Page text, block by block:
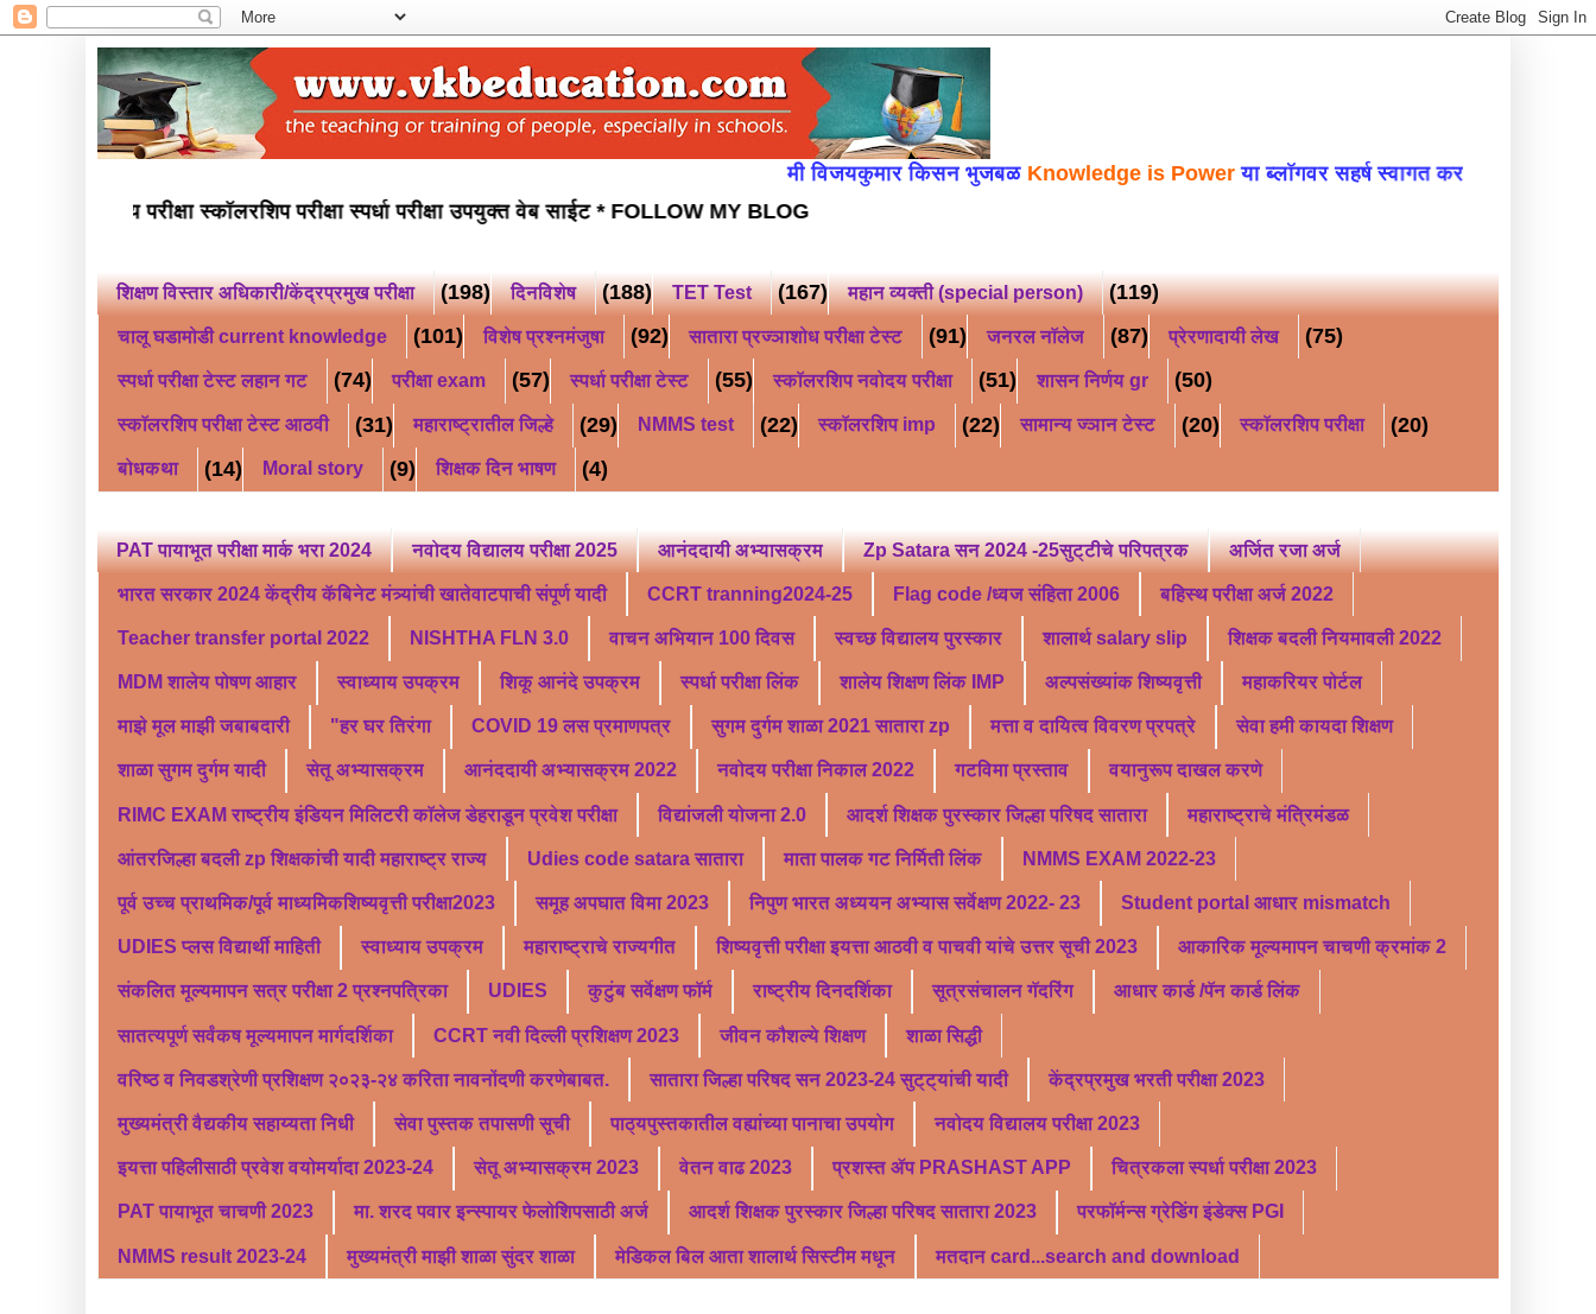
मी विजयकुमार किसन भुजबळKnowledge is Power या ब्लॉगवर सहर्ष स्वागत करत आहे WELCOME
इयत्ता पाचवी नवोदय परीक्षा स्कॉलरशिप परीक्षा स्पर्धा परीक्षा उपयुक्त वेब साईट * FOLLOW MY BLOG
शिक्षण विस्तार अधिकारी/केंद्रप्रमुख परीक्षा (198) दिनविशेष (188) TET Test (167) महान व्यक्ती (special person) (119)
चालू घडामोडी current knowledge (101) विशेष प्रश्नमंजुषा (92) सातारा प्रज्ञाशोध परीक्षा टेस्ट (91) जनरल नॉलेज (87) प्रेरणादायी लेख (75)
स्पर्धा परीक्षा टेस्ट लहान गट (74) परीक्षा exam (57) स्पर्धा परीक्षा टेस्ट (55) स्कॉलरशिप नवोदय परीक्षा (51) शासन निर्णय gr (50)
स्कॉलरशिप परीक्षा टेस्ट आठवी (31) महाराष्ट्रातील जिल्हे (29) NMMS test (22) स्कॉलरशिप imp (22) सामान्य ज्ञान टेस्ट (20) स्कॉलरशिप परीक्षा (20)
बोधकथा (14) Moral story (9) शिक्षक दिन भाषण (4)
PAT पायाभूत परीक्षा मार्क भरा 2024 नवोदय विद्यालय परीक्षा 2025 आनंददायी अभ्यासक्रम Zp Satara सन 2024 -25सुट्टीचे परिपत्रक अर्जित रजा अर्ज
भारत सरकार 2024 केंद्रीय कॅबिनेट मंत्र्यांची खातेवाटपाची संपूर्ण यादी CCRT tranning2024-25 Flag code /ध्वज संहिता 2006 बहिस्थ परीक्षा अर्ज 2022
Teacher transfer portal 2022 NISHTHA FLN 3.0 वाचन अभियान 100 दिवस स्वच्छ विद्यालय पुरस्कार शालार्थ salary slip शिक्षक बदली नियमावली 2022
MDM शालेय पोषण आहार स्वाध्याय उपक्रम शिकू आनंदे उपक्रम स्पर्धा परीक्षा लिंक शालेय शिक्षण लिंक IMP अल्पसंख्यांक शिष्यवृत्ती महाकरियर पोर्टल
माझे मूल माझी जबाबदारी "हर घर तिरंगा COVID 19 लस प्रमाणपत्र सुगम दुर्गम शाळा 2021 सातारा zp मत्ता व दायित्व विवरण प्रपत्रे सेवा हमी कायदा शिक्षण
शाळा सुगम दुर्गम यादी सेतू अभ्यासक्रम आनंददायी अभ्यासक्रम 2022 नवोदय परीक्षा निकाल 2022 गटविमा प्रस्ताव वयानुरूप दाखल करणे
RIMC EXAM राष्ट्रीय इंडियन मिलिटरी कॉलेज डेहराडून प्रवेश परीक्षा विद्यांजली योजना 2.0 आदर्श शिक्षक पुरस्कार जिल्हा परिषद सातारा महाराष्ट्राचे मंत्रिमंडळ
आंतरजिल्हा बदली zp शिक्षकांची यादी महाराष्ट्र राज्य Udies code satara सातारा माता पालक गट निर्मिती लिंक NMMS EXAM 2022-23
पूर्व उच्च प्राथमिक/पूर्व माध्यमिकशिष्यवृत्ती परीक्षा2023 समूह अपघात विमा 2023 निपुण भारत अध्ययन अभ्यास सर्वेक्षण 2022- 23 Student portal आधार mismatch
UDIES प्लस विद्यार्थी माहिती स्वाध्याय उपक्रम महाराष्ट्राचे राज्यगीत शिष्यवृत्ती परीक्षा इयत्ता आठवी व पाचवी यांचे उत्तर सूची 2023 आकारिक मूल्यमापन चाचणी क्रमांक 2
संकलित मूल्यमापन सत्र परीक्षा 2 प्रश्नपत्रिका UDIES कुटुंब सर्वेक्षण फॉर्म राष्ट्रीय दिनदर्शिका सूत्रसंचालन गॅदरिंग आधार कार्ड /पॅन कार्ड लिंक
सातत्यपूर्ण सर्वंकष मूल्यमापन मार्गदर्शिका CCRT नवी दिल्ली प्रशिक्षण 2023 जीवन कौशल्ये शिक्षण शाळा सिद्धी
वरिष्ठ व निवडश्रेणी प्रशिक्षण २०२३-२४ करिता नावनोंदणी करणेबाबत. सातारा जिल्हा परिषद सन 2023-24 सुट्ट्यांची यादी केंद्रप्रमुख भरती परीक्षा 2023
मुख्यमंत्री वैद्यकीय सहाय्यता निधी सेवा पुस्तक तपासणी सूची पाठ्यपुस्तकातील वह्यांच्या पानाचा उपयोग नवोदय विद्यालय परीक्षा 2023
इयत्ता पहिलीसाठी प्रवेश वयोमर्यादा 2023-24 सेतू अभ्यासक्रम 2023 वेतन वाढ 2023 प्रशस्त ॲप PRASHAST APP चित्रकला स्पर्धा परीक्षा 2023
PAT पायाभूत चाचणी 2023 मा. शरद पवार इन्स्पायर फेलोशिपसाठी अर्ज आदर्श शिक्षक पुरस्कार जिल्हा परिषद सातारा 2023 परफॉर्मन्स ग्रेडिंग इंडेक्स PGI
NMMS result 2023-24 मुख्यमंत्री माझी शाळा सुंदर शाळा मेडिकल बिल आता शालार्थ सिस्टीम मधून मतदान card...search and download